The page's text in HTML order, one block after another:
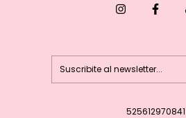
525612970841